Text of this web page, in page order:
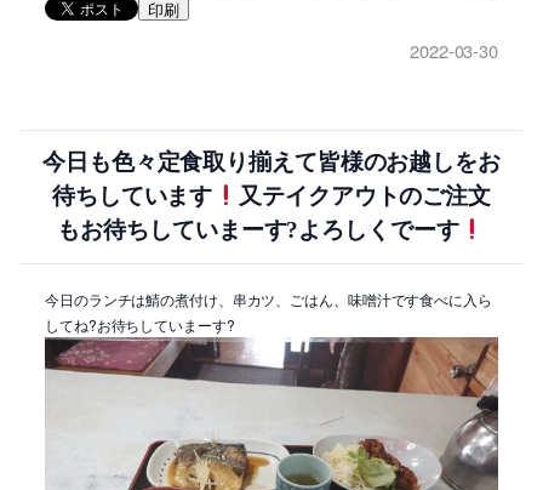
印刷
2022-03-30
今日も色々定食取り揃えて皆様のお越しをお
待ちしています
又テイクアウトのご注文
もお待ちしていまーす?よろしくでーす
今日のランチは鯖の煮付け、串カツ、ごはん、味噌汁です食べに入ら
してね?お待ちしていまーす?